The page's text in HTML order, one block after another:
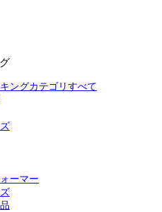
ングカテゴリすべて
ーマー